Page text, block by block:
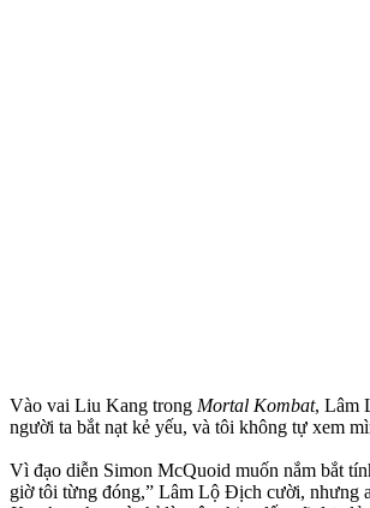
Vào vai Liu Kang trong Mortal Kombat, Lâm
người ta bắt nạt kẻ yếu, và tôi không tự xem
Vì đạo diễn Simon McQuoid muốn nắm bắt
giờ tôi từng đóng,” Lâm Lộ Địch cười, nhưng